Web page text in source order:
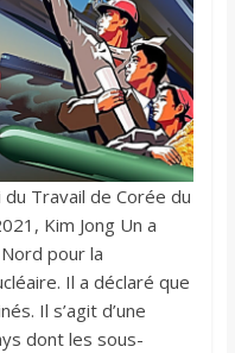
Travail de Corée du
Kim Jong Un a
pour la
Il a déclaré que
Il s’agit d’une
dont les sous-